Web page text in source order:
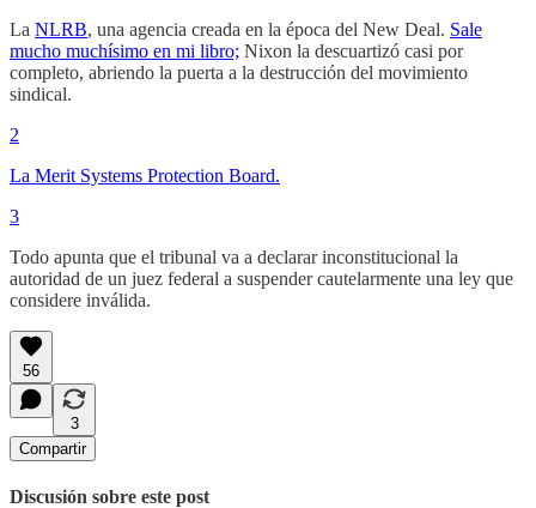
La NLRB, una agencia creada en la época del New Deal. Sale
mucho muchísimo en mi libro; Nixon la descuartizó casi por
completo, abriendo la puerta a la destrucción del movimiento
sindical.
2
La Merit Systems Protection Board.
3
Todo apunta que el tribunal va a declarar inconstitucional la
autoridad de un juez federal a suspender cautelarmente una ley que
considere inválida.
56
3
Compartir
Discusión sobre este post